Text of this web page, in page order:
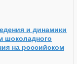
и динамики
шоколадного
на российском